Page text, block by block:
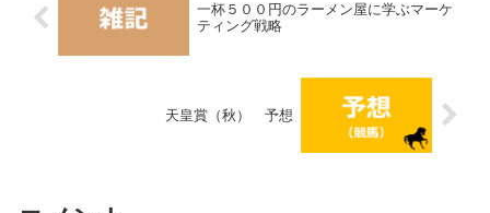
一杯５００円のラーメン屋に学ぶマーケ
ティング戦略
天皇賞（秋） 予想